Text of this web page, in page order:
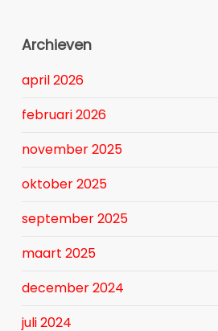
Archieven
april 2026
februari 2026
november 2025
oktober 2025
september 2025
maart 2025
december 2024
juli 2024